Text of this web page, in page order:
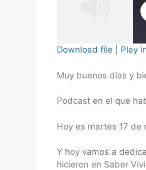
RSS FEED
Download file Play
Muy buenos días y
Podcast en el que
Hoy es martes 17 de
Y hoy vamos a
hicieron en Saber